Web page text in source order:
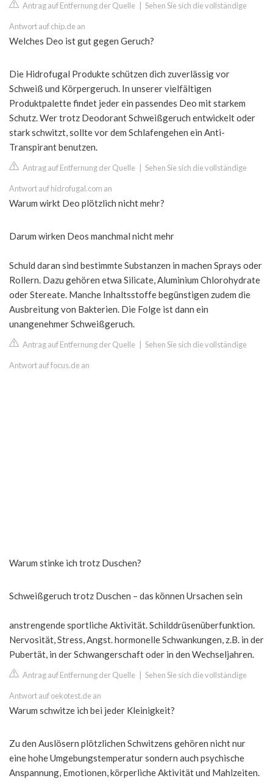
Antrag auf Entfernung der Quelle Sehen Sie sich die vollständige
Antwort auf chip.de an
Welches Deo ist gut gegen Geruch?
Die Hidrofugal Produkte schützen dich zuverlässig vor
Schweiß und Körpergeruch. In unserer vielfältigen
Produktpalette findet jeder ein passendes Deo mit starkem
Schutz. Wer trotz Deodorant Schweißgeruch entwickelt oder
stark schwitzt, sollte vor dem Schlafengehen ein Anti-
Transpirant benutzen.
Antrag auf Entfernung der Quelle Sehen Sie sich die vollständige
Antwort auf hidrofugal.com an
Warum wirkt Deo plötzlich nicht mehr?
Darum wirken Deos manchmal nicht mehr
Schuld daran sind bestimmte Substanzen in machen Sprays oder
Rollern. Dazu gehören etwa Silicate, Aluminium Chlorohydrate
oder Stereate. Manche Inhaltsstoffe begünstigen zudem die
Ausbreitung von Bakterien. Die Folge ist dann ein
unangenehmer Schweißgeruch.
Antrag auf Entfernung der Quelle Sehen Sie sich die vollständige
Antwort auf focus.de an
Warum stinke ich trotz Duschen?
Schweißgeruch trotz Duschen – das können Ursachen sein
anstrengende sportliche Aktivität. Schilddrüsenüberfunktion.
Nervosität, Stress, Angst. hormonelle Schwankungen, z.B. in der
Pubertät, in der Schwangerschaft oder in den Wechseljahren.
Antrag auf Entfernung der Quelle Sehen Sie sich die vollständige
Antwort auf oekotest.de an
Warum schwitze ich bei jeder Kleinigkeit?
Zu den Auslösern plötzlichen Schwitzens gehören nicht nur
eine hohe Umgebungstemperatur sondern auch psychische
Anspannung, Emotionen, körperliche Aktivität und Mahlzeiten.